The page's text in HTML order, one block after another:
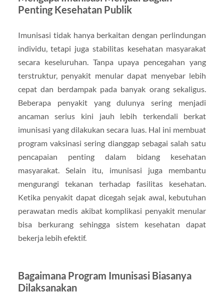
Penting Kesehatan Publik
Imunisasi tidak hanya berkaitan dengan perlindungan
individu, tetapi juga stabilitas kesehatan masyarakat
secara keseluruhan. Tanpa upaya pencegahan yang
terstruktur, penyakit menular dapat menyebar lebih
cepat dan berdampak pada banyak orang sekaligus.
Beberapa penyakit yang dulunya sering menjadi
ancaman serius kini jauh lebih terkendali berkat
imunisasi yang dilakukan secara luas. Hal ini membuat
program vaksinasi sering dianggap sebagai salah satu
pencapaian penting dalam bidang kesehatan
masyarakat. Selain itu, imunisasi juga membantu
mengurangi tekanan terhadap fasilitas kesehatan.
Ketika penyakit dapat dicegah sejak awal, kebutuhan
perawatan medis akibat komplikasi penyakit menular
bisa berkurang sehingga sistem kesehatan dapat
bekerja lebih efektif.
Bagaimana Program Imunisasi Biasanya
Dilaksanakan